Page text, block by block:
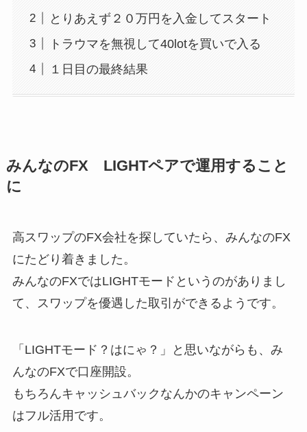
とりあえず２０万円を入金してスタート
トラウマを無視して40lotを買いで入る
１日目の最終結果
みんなのFX LIGHTペアで運用すること
に
高スワップのFX会社を探していたら、みんなのFX
にたどり着きました。
みんなのFXではLIGHTモードというのがありまし
て、スワップを優遇した取引ができるようです。
「LIGHTモード？はにゃ？」と思いながらも、み
んなのFXで口座開設。
もちろんキャッシュバックなんかのキャンペーン
はフル活用です。